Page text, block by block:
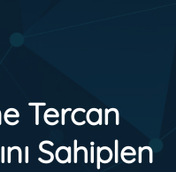
Tercan
Sahiplen